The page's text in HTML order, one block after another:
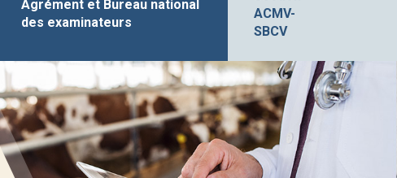
Agrément et Bureau national
des examinateurs
ACMV-
SBCV